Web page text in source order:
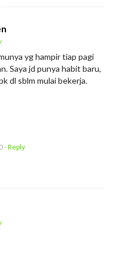
yg hampir tiap pagi
Saya jd punya habit baru,
dl sblm mulai bekerja.
- Reply